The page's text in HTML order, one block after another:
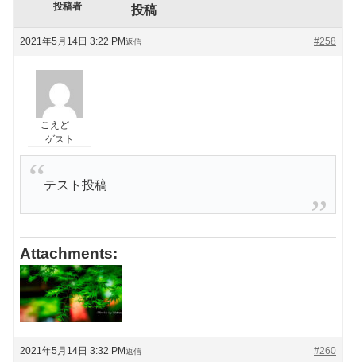
投稿者 投稿
2021年5月14日 3:22 PM #258
返信
こえど
ゲスト
テスト投稿
Attachments:
2021年5月14日 3:32 PM #260
返信